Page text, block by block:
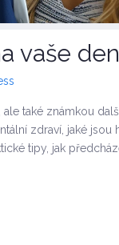
vaše
také známkou
zdraví, jaké jsou
tipy, jak